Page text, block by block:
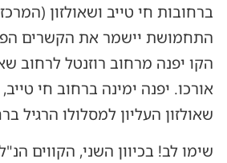
ברחובות חי טייב ושאולזון
התחמושת יישמר את הקשרים
הקו יפנה מרחוב רוזנטל לרחוב
אורכו. יפנה ימינה ברחוב חי
שאולזון העליון למסלולו הרגיל
שימו לב! בכיוון השני, הקווים